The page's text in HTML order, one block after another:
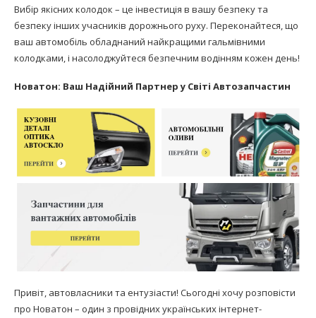
Вибір якісних колодок – це інвестиція в вашу безпеку та
безпеку інших учасників дорожнього руху. Переконайтеся, що
ваш автомобіль обладнаний найкращими гальмівними
колодками, і насолоджуйтеся безпечним водінням кожен день!
Новатон: Ваш Надійний Партнер у Світі Автозапчастин
Привіт, автовласники та ентузіасти! Сьогодні хочу розповісти
про Новатон – один з провідних українських інтернет-